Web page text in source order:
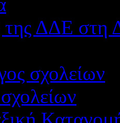
της ΔΔΕ στη
σχολείων